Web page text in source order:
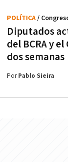
Diputados
del BCRA y
dos semanas
POLÍTICA/
PorPablo Sieira